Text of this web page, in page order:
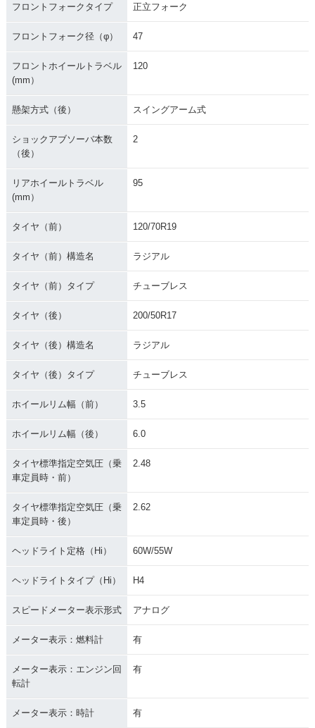
フロントフォークタイプ 正立フォーク
フロントフォーク径（φ） 47
フロントホイールトラベル
(mm）
120
懸架方式（後） スイングアーム式
ショックアブソーバ本数
（後）
2
リアホイールトラベル
(mm）
95
タイヤ（前） 120/70R19
タイヤ（前）構造名 ラジアル
タイヤ（前）タイプ チューブレス
タイヤ（後） 200/50R17
タイヤ（後）構造名 ラジアル
タイヤ（後）タイプ チューブレス
ホイールリム幅（前） 3.5
ホイールリム幅（後） 6.0
タイヤ標準指定空気圧（乗
車定員時・前）
2.48
タイヤ標準指定空気圧（乗
車定員時・後）
2.62
ヘッドライト定格（Hi） 60W/55W
ヘッドライトタイプ（Hi） H4
スピードメーター表示形式 アナログ
メーター表示：燃料計 有
メーター表示：エンジン回
転計
有
メーター表示：時計 有